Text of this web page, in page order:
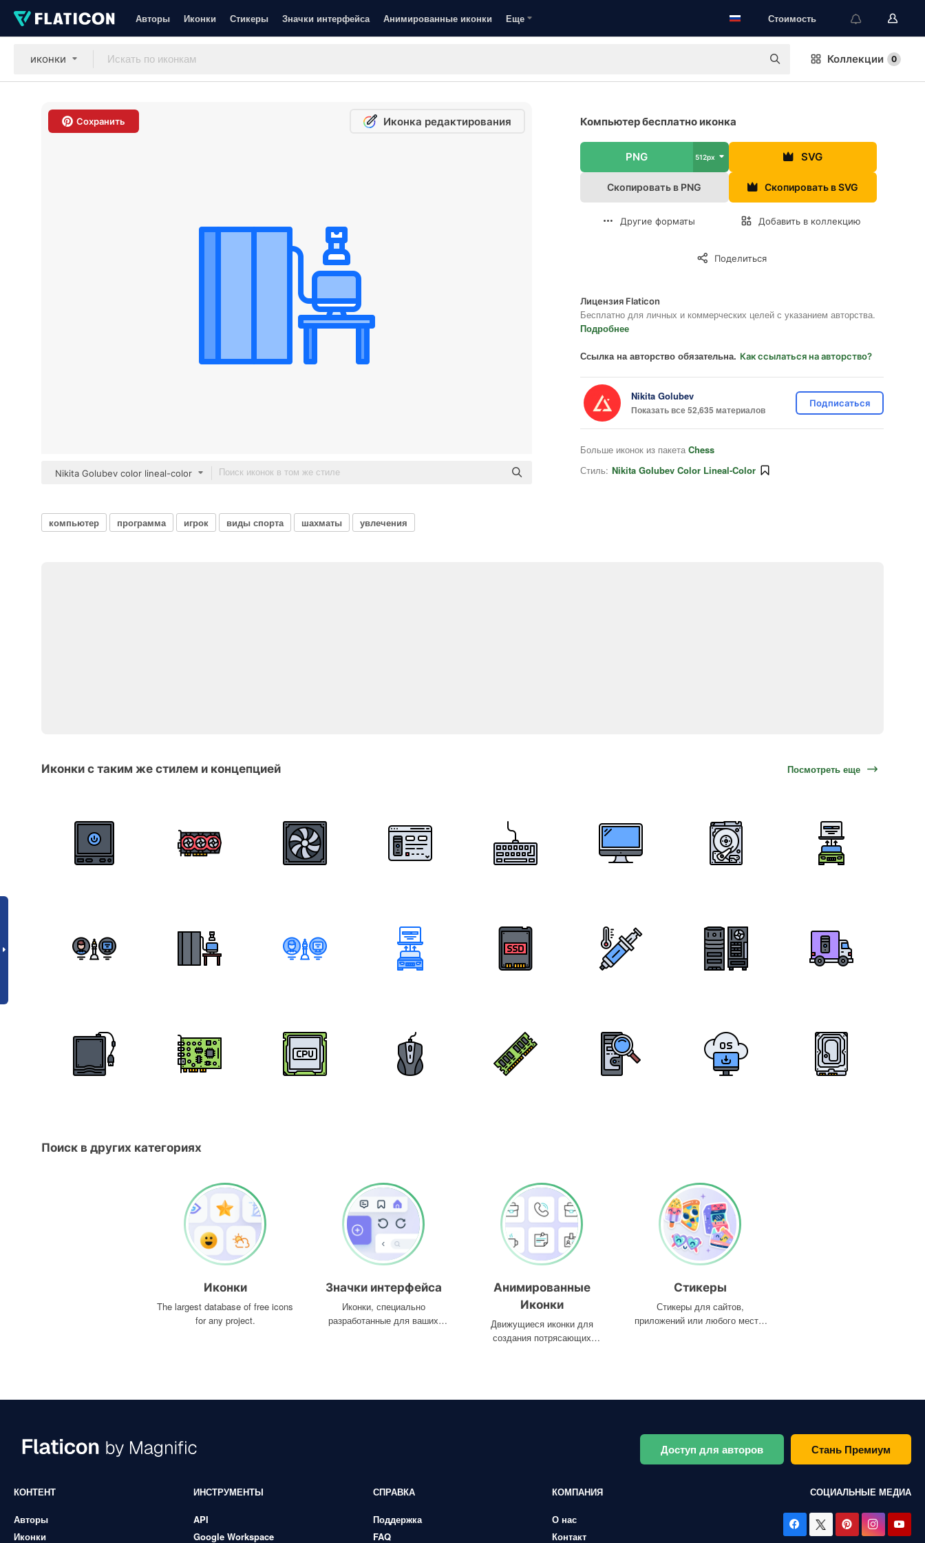
Авторы Иконки Стикеры Значки интерфейса Анимированные иконки Еще Стоимость
иконки Коллекции 0
Сохранить Иконка редактирования
Nikita Golubev color lineal-color
Компьютер бесплатно иконка
PNG 512px SVG
Скопировать в PNG Скопировать в SVG
Другие форматы Добавить в коллекцию
Поделиться
Лицензия Flaticon
Бесплатно для личных и коммерческих целей с указанием авторства.
Подробнее
Ссылка на авторство обязательна. Как ссылаться на авторство?
Nikita Golubev
Показать все 52,635 материалов
Подписаться
Больше иконок из пакета Chess
Стиль: Nikita Golubev Color Lineal-Color
компьютер программа игрок виды спорта шахматы увлечения
Иконки с таким же стилем и концепцией Посмотреть еще
Поиск в других категориях
Иконки
The largest database of free icons
for any project.
Значки интерфейса
Иконки, специально
разработанные для ваших
Анимированные
Иконки
Движущиеся иконки для
создания потрясающих
Стикеры
Стикеры для сайтов,
приложений или любого места,
Доступ для авторов Стань Премиум
КОНТЕНТ
Авторы
Иконки
ИНСТРУМЕНТЫ
API
Google Workspace
СПРАВКА
Поддержка
FAQ
КОМПАНИЯ
О нас
Контакт
СОЦИАЛЬНЫЕ МЕДИА